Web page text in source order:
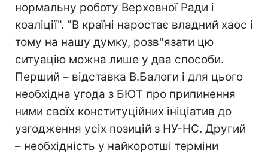
нормальну роботу Верховної Ради і
коаліції". "В країні наростає владний хаос і
тому на нашу думку, розв"язати цю
ситуацію можна лише у два способи.
Перший – відставка В.Балоги і для цього
необхідна угода з БЮТ про припинення
ними своїх конституційних ініціатив до
узгодження усіх позицій з НУ-НС. Другий
– необхідність у найкоротші терміни